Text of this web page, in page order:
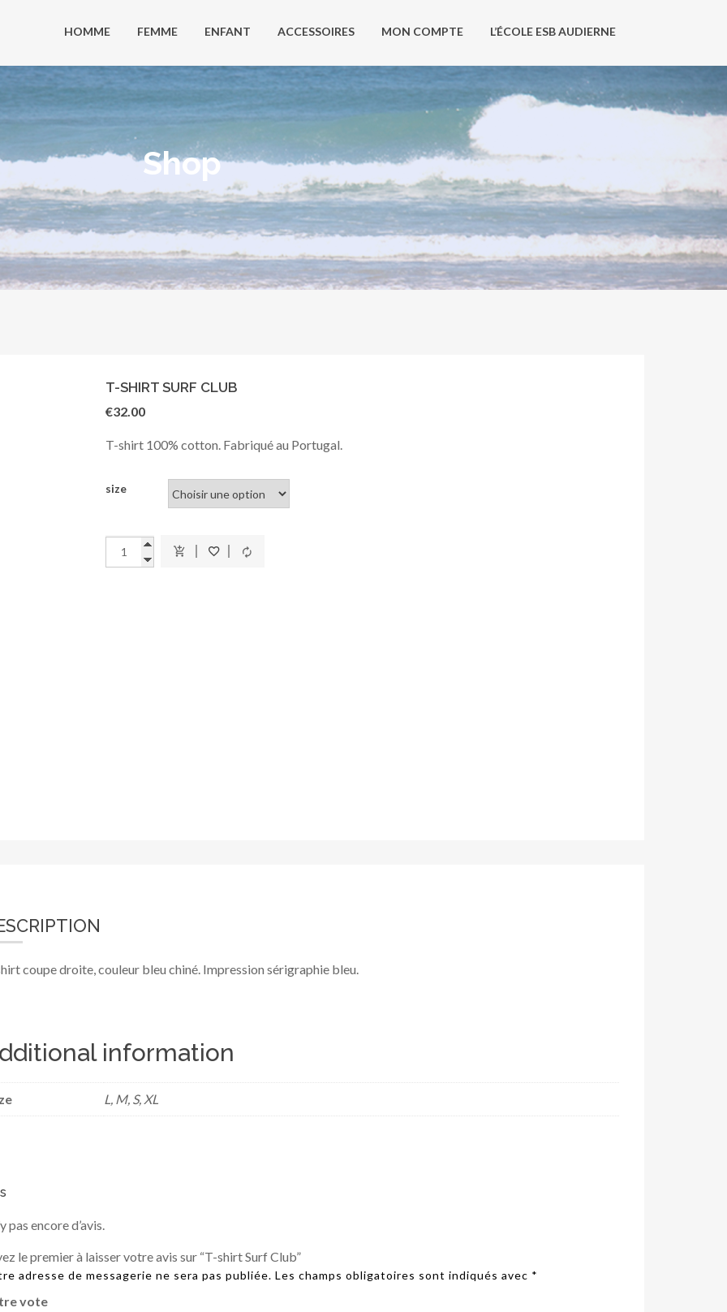
HOMME FEMME ENFANT ACCESSOIRES MON COMPTE L’ÉCOLE ESB AUDIERNE
Shop
T-SHIRT SURF CLUB
€32.00
T-shirt 100% cotton. Fabriqué au Portugal.
size
Quantité
coupe droite, couleur bleu chiné. Impression sérigraphie bleu.
information
L, M, S, XL
pas encore d’avis.
le premier à laisser votre avis sur “T-shirt Surf Club”
adresse de messagerie ne sera pas publiée. Les champs obligatoires sont indiqués avec *
vote